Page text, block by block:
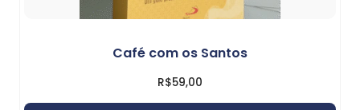
Café com os Santos
R$59,00